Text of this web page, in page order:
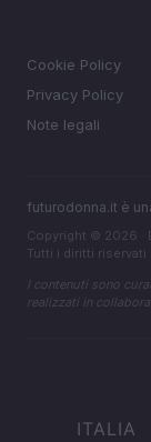
Cookie Policy
Privacy Policy
Note legali
futurodonna.it è
Copyright © 2026 ·
Tutti i diritti riservati
I contenuti sono
realizzati in
ITALIA